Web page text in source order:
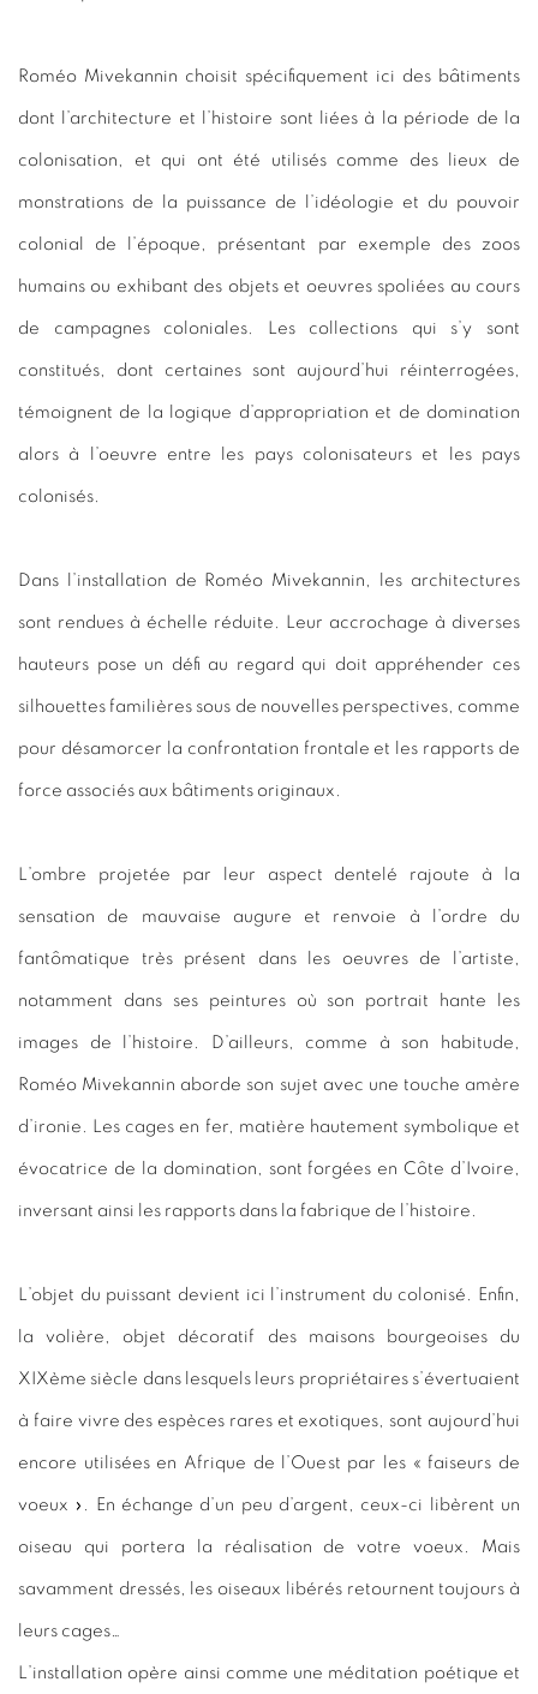
Roméo Mivekannin choisit spécifiquement ici des bâtiments
dont l’architecture et l’histoire sont liées à la période de la
colonisation, et qui ont été utilisés comme des lieux de
monstrations de la puissance de l’idéologie et du pouvoir
colonial de l’époque, présentant par exemple des zoos
humains ou exhibant des objets et oeuvres spoliées au cours
de campagnes coloniales. Les collections qui s’y sont
constitués, dont certaines sont aujourd’hui réinterrogées,
témoignent de la logique d’appropriation et de domination
alors à l’oeuvre entre les pays colonisateurs et les pays
colonisés.
Dans l’installation de Roméo Mivekannin, les architectures
sont rendues à échelle réduite. Leur accrochage à diverses
hauteurs pose un défi au regard qui doit appréhender ces
silhouettes familières sous de nouvelles perspectives, comme
pour désamorcer la confrontation frontale et les rapports de
force associés aux bâtiments originaux.
L’ombre projetée par leur aspect dentelé rajoute à la
sensation de mauvaise augure et renvoie à l’ordre du
fantômatique très présent dans les oeuvres de l’artiste,
notamment dans ses peintures où son portrait hante les
images de l’histoire. D’ailleurs, comme à son habitude,
Roméo Mivekannin aborde son sujet avec une touche amère
d’ironie. Les cages en fer, matière hautement symbolique et
évocatrice de la domination, sont forgées en Côte d’Ivoire,
inversant ainsi les rapports dans la fabrique de l’histoire.
L’objet du puissant devient ici l’instrument du colonisé. Enfin,
la volière, objet décoratif des maisons bourgeoises du
XIXème siècle dans lesquels leurs propriétaires s’évertuaient
à faire vivre des espèces rares et exotiques, sont aujourd’hui
encore utilisées en Afrique de l’Ouest par les « faiseurs de
voeux ». En échange d’un peu d’argent, ceux-ci libèrent un
oiseau qui portera la réalisation de votre voeux. Mais
savamment dressés, les oiseaux libérés retournent toujours à
leurs cages…
L’installation opère ainsi comme une méditation poétique et